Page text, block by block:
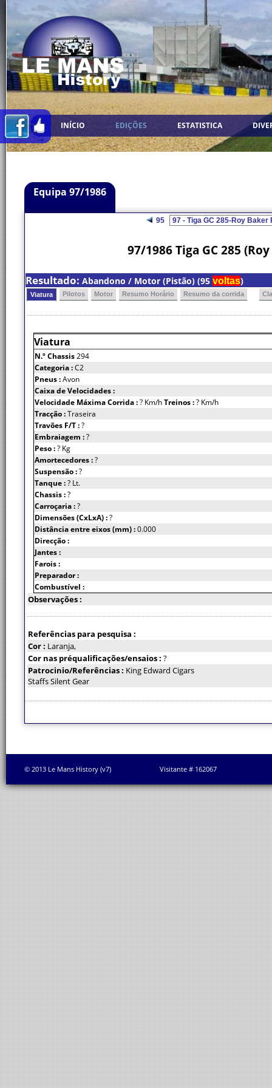
INÍCIO EDIÇÕES ESTATISTICA
Equipa 97/1986
95
97/1986 Tiga GC 285
Resultado: Abandono / Motor (Pistão) (95 voltas)
Viatura Pilotos Motor Resumo Horário Resumo da corrida
Viatura
N.º Chassis294
Categoria :C2
Pneus :Avon
Caixa de Velocidades :
Velocidade Máxima Corrida :? Km/hTreinos :? Km/h
Tracção :Traseira
Travões F/T :?
Embraiagem :?
Peso :? Kg
Amortecedores :?
Suspensão :?
Tanque :? Lt.
Chassis :?
Carroçaria :?
Dimensões (CxLxA) :?
Distância entre eixos (mm) :0.000
Direcção :
Jantes :
Farois :
Preparador :
Combustível :
Observações :
Referências para pesquisa :
Cor : Laranja,
Cor nas préqualificações/ensaios : ?
Patrocinio/Referências : King Edward Cigars
Staffs Silent Gear
© 2013 Le Mans History (v7) Visitante # 162067